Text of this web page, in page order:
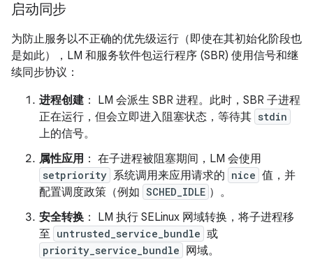
启动同步
为防止服务以不正确的优先级运行（即使在其初始化阶段也
是如此），LM 和服务软件包运行程序 (SBR) 使用信号和继
续同步协议：
进程创建 ： LM 会派生 SBR 进程。此时，SBR 子进程
正在运行，但会立即进入阻塞状态，等待其 stdin
上的信号。
属性应用 ： 在子进程被阻塞期间，LM 会使用
setpriority 系统调用来应用请求的 nice 值，并
配置调度政策（例如 SCHED_IDLE ）。
安全转换 ： LM 执行 SELinux 网域转换，将子进程移
至 untrusted_service_bundle 或
priority_service_bundle 网域。